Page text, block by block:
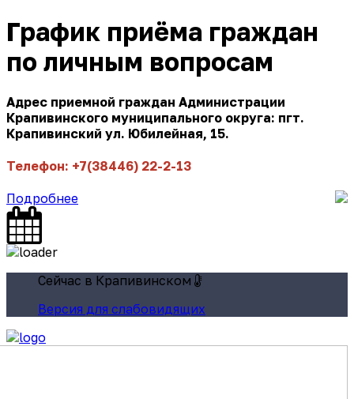
График приёма граждан
по личным вопросам
Адрес приемной граждан Администрации
Крапивинского муниципального округа: пгт.
Крапивинский ул. Юбилейная, 15.
Телефон: +7(38446) 22-2-13
Подробнее
Сейчас в Крапивинском
Версия для слабовидящих